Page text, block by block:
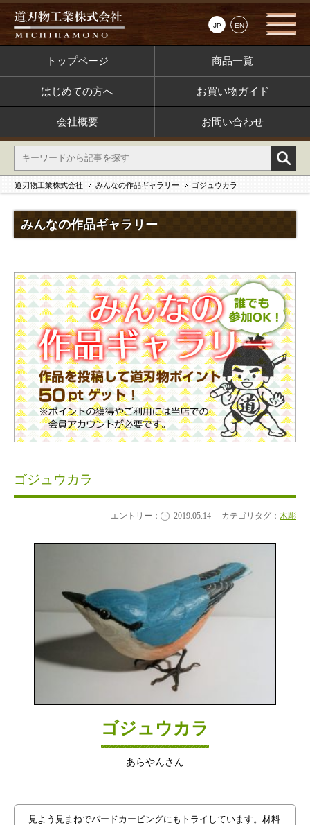
JP EN
トップページ 商品一覧
はじめての方へ お買い物ガイド
会社概要 お問い合わせ
道刃物工業株式会社 みんなの作品ギャラリー ゴジュウカラ
みんなの作品ギャラリー
ゴジュウカラ
エントリー： 2019.05.14 カテゴリタグ： 木彫
ゴジュウカラ
あらやんさん
見よう見まねでバードカービングにもトライしています。材料